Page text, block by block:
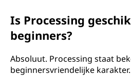
Is Processing
beginners?
Absoluut. Processing staat
beginnersvriendelijke